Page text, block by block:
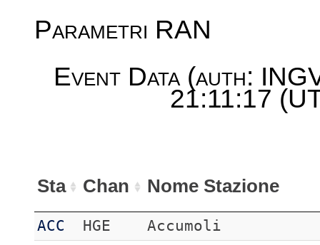
Parametri RAN
Event Data (auth:
21:11:17
Sta Chan Nome Stazione
ACC HGE
Accumoli